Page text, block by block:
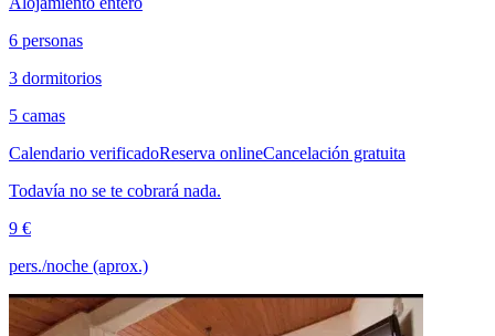
6 personas
3 dormitorios
5 camas
Calendario verificadoReserva onlineCancelación gratuita
Todavía no se te cobrará nada.
9 €
pers./noche (aprox.)